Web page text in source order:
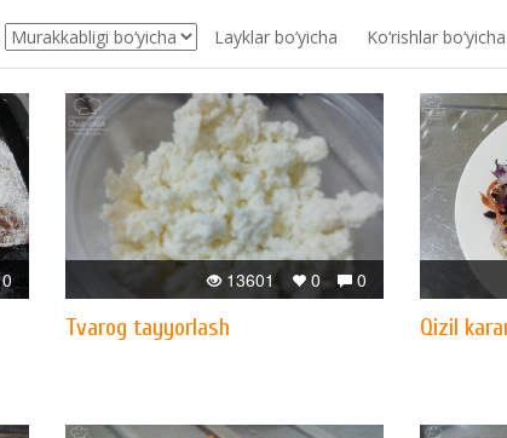
Layklar bo’yicha Ko‘rishlar bo‘yicha
0 0
0
13601
Tvarog tayyorlash Qizil